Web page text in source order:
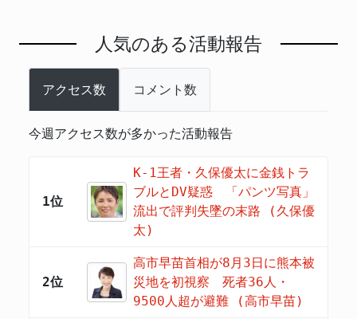
人気のある活動報告
アクセス数 コメント数
今週アクセス数が多かった活動報告
1位
K-1王者・久保優太に金銭トラ
ブルとDV疑惑 「パンツ写真」
流出で評判失墜の末路 (久保優
太)
2位
高市早苗首相が8月3日に熊本被
災地を初視察 死者36人・
9500人超が避難 (高市早苗)